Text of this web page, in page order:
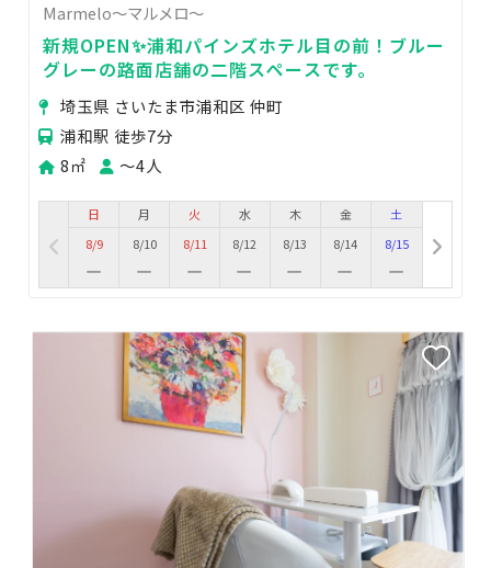
Marmelo〜マルメロ〜
新規OPEN✨浦和パインズホテル目の前！ブルー
グレーの路面店舗の二階スペースです。
埼玉県 さいたま市浦和区 仲町
浦和駅 徒歩7分
8㎡
〜4人
日
8/9
月
8/10
火
8/11
水
8/12
木
8/13
金
8/14
土
8/15